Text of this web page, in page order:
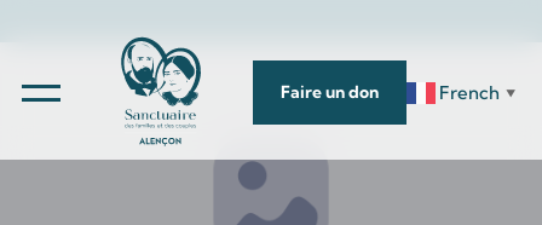
Faire un don French ▼